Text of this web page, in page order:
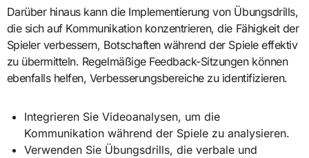
Darüber hinaus kann die Implementierung von Übungsdrills,
die sich auf Kommunikation konzentrieren, die Fähigkeit der
Spieler verbessern, Botschaften während der Spiele effektiv
zu übermitteln. Regelmäßige Feedback-Sitzungen können
ebenfalls helfen, Verbesserungsbereiche zu identifizieren.
Integrieren Sie Videoanalysen, um die
Kommunikation während der Spiele zu analysieren.
Verwenden Sie Übungsdrills, die verbale und